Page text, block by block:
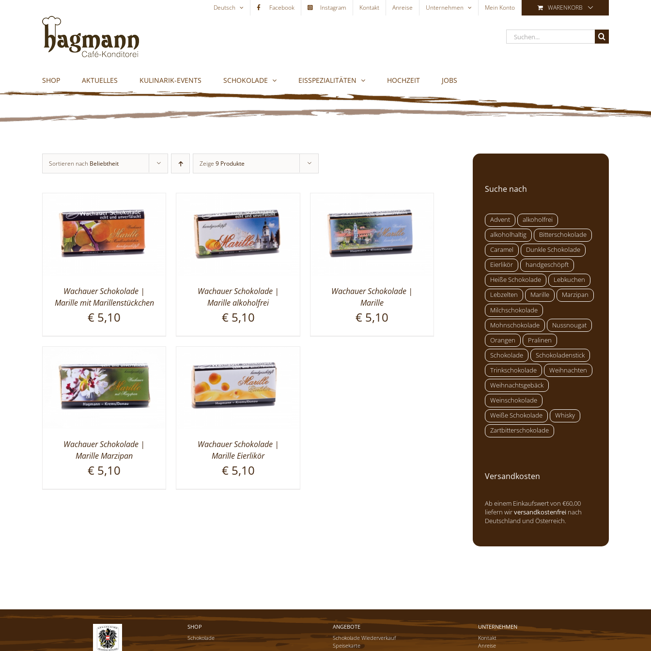
Deutsch Facebook Instagram Kontakt Anreise Unternehmen Mein Konto WARENKORB
Suche
nach:
SHOP AKTUELLES KULINARIK-EVENTS SCHOKOLADE EISSPEZIALITÄTEN HOCHZEIT JOBS
Sortieren nach Beliebtheit Zeige 9 Produkte
Wachauer Schokolade |
Marille mit Marillenstückchen
€ 5,10
Wachauer Schokolade |
Marille alkoholfrei
€5,10
Wachauer Schokolade |
Marille
€5,10
Wachauer Schokolade |
Marille Marzipan
€ 5,10
Wachauer Schokolade |
Marille Eierlikör
€5,10
Suche nach
Advent
alkoholfrei
alkoholhaltig
Bitterschokolade
Caramel
Dunkle Schokolade
Eierlikör
handgeschöpft
Heiße Schokolade
Lebkuchen
Lebzelten
Marille
Marzipan
Milchschokolade
Mohnschokolade
Nussnougat
Orangen
Pralinen
Schokolade
Schokoladenstick
Trinkschokolade
Weihnachten
Weihnachtsgebäck
Weinschokolade
Weiße Schokolade
Whisky
Zartbitterschokolade
Versandkosten
Ab einem Einkaufswert von €60,00
liefern wirversandkostenfrei nach
Deutschland und Österreich.
SHOP
Schokolade
ANGEBOTE
Schokolade Wiederverkauf
Speisekarte
UNTERNEHMEN
Kontakt
Anreise